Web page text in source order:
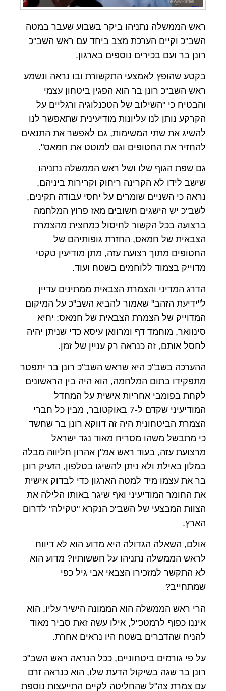
ראש הממשלה נתניהו ביקר בשבוע שעבר במטה
השב"כ וקיים הערכת מצב ביחד עם ראש השב"כ
רונן בר ועם בכירים נוספים בארגון.
בקטע שהופץ לאמצעי התקשורת ובו נראה ונשמע
ראש השב"כ רונן בר הוא הפגין ביטחון עצמי
והבטיח כי "השילוב של הטכנלוגיה ורגליים על
הקרקע נותן לנו עליונות מודיעינית שתאפשר לנו
להשיג את שתי המשימות, גם לאפשר את התנאים
להחזיר את החטופים וגם למוטט את חמאס".
גם שפת הגוף שלו ושל ראש הממשלה נתניהו
שישב לידו לא הקרינה ריחוק וקרירות ביניהם,
נראה כי השניים שומרים על יחסי עבודה תקינים,
לשב"כ יש הישגים חשובים מאז פרוץ המלחמה
ברצועה בכל הקשור לחיסול כמחצית מהצמרת
הצבאית של חמאס, החזרת גופותיהם של
החטופים מתוך רצועת עזה, מתן מודיעין טקטי
מדוייק בצמוד ללוחמים בשטח ועוד.
הדרג המדיני והצמרת הצבאית ממתינים עדיין
ל"ידיעת הזהב" שאמור להביא השב"כ על המיקום
המדוייק של הצמרת הצבאית של חמאס: יחיא
סינוואר, מוחמד דף ומרוואן עיסא כדי שניתן יהיה
לחסל אותם, זה כנראה רק עניין של זמן.
ההערכה בשב"כ היא שראש השב"כ רונן בר יתפטר
מתפקידו בתום המלחמה, הוא היה בין הראשונים
לקחת בפומבי אחריות אישית על המחדל
המודיעיני שקדם ל-7 באוקטובר, מבין כל חברי
הצמרת הביטחונית היה זה דווקא רונן בר שחשד
כי מתבשל משהו מסריח מאוד נגד ישראל
מרצועת עזה, בעוד ראש אמ"ן אהרון חליווה מבלה
במלון באילת ולא ניתן להשיגו בטלפון, הזעיק רונן
בר את עצמו מיד למטה הארגון כדי לבדוק אישית
את החומר המודיעיני ואף שיגר באותו הלילה את
הצוות המבצעי של השב"כ הנקרא "טקילה" לדרום
הארץ.
אולם, השאלה הגדולה היא מדוע הוא לא דיווח
לראש הממשלה נתניהו על חששותיו? מדוע הוא
לא התקשר למזכירו הצבאי אבי גיל כפי
שמתחייב?
הרי ראש הממשלה הוא הממונה הישיר עליו, הוא
איננו כפוף לרמטכ"ל, אילו עשה זאת סביר מאוד
להניח שהדברים בשטח היו נראים אחרת.
על פי גורמים ביטחוניים, ככל הנראה ראש השב"כ
רונן בר שגה בשיקול הדעת שלו, הוא כנראה זרם
עם צמרת צה"ל שהחליטה לקיים התייעצות נוספת